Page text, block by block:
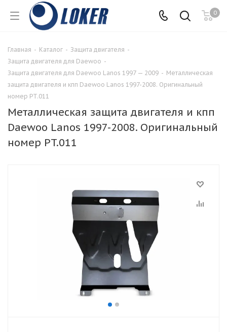
0
Главная - Каталог - Защита двигателя -
Защита двигателя для Daewoo -
Защита двигателя для Daewoo Lanos 1997 — 2009 - Металлическая
защита двигателя и кпп Daewoo Lanos 1997-2008. Оригинальный
номер PT.011
Металлическая защита двигателя и кпп
Daewoo Lanos 1997-2008. Оригинальный
номер PT.011